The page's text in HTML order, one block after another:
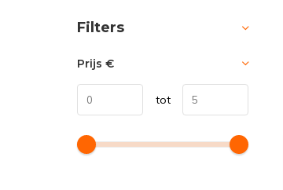
Sorteren op:
Filters
Prijs €
tot